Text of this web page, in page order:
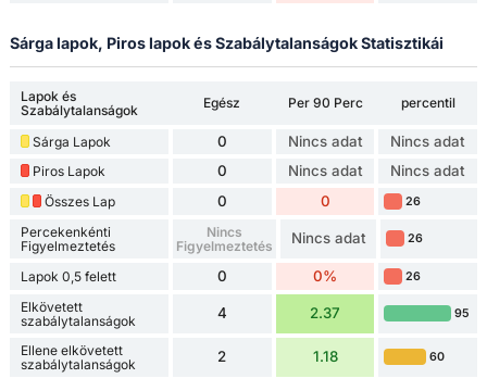
Sárga lapok, Piros lapok és Szabálytalanságok Statisztikái
Lapok és
Szabálytalanságok
Egész Per 90 Perc percentil
Sárga Lapok 0 Nincs adat Nincs adat
Piros Lapok 0 Nincs adat Nincs adat
Összes Lap 0 0 26
Percekenkénti
Figyelmeztetés
Nincs
Figyelmeztetés
Nincs adat 26
Lapok 0,5 felett 0 0% 26
Elkövetett
szabálytalanságok
4 2.37 95
Ellene elkövetett
szabálytalanságok
2 1.18 60